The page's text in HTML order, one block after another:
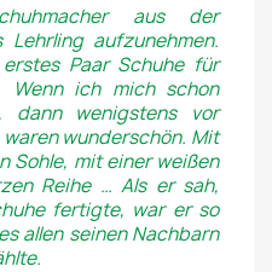
aus der
aufzunehmen.
Paar Schuhe für
Wenn ich mich schon
dann wenigstens vor
wunderschön. Mit
Sohle, mit einer weißen
Reihe … Als er sah,
fertigte, war er so
allen seinen Nachbarn